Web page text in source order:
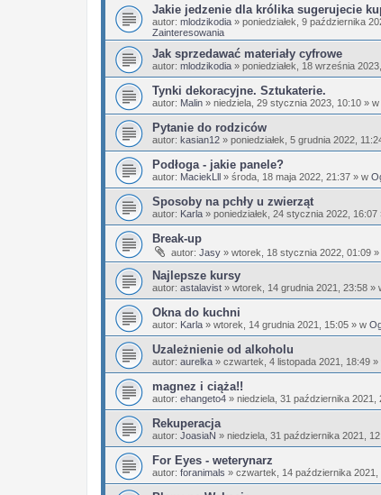
Jakie jedzenie dla królika sugerujecie
autor: mlodzikodia » poniedziałek, 9 października
Zainteresowania
Jak sprzedawać materiały cyfrowe
autor: mlodzikodia » poniedziałek, 18 września
Tynki dekoracyjne. Sztukaterie.
autor: Malin » niedziela, 29 stycznia 2023, 10:10 » w
Pytanie do rodziców
autor: kasian12 » poniedziałek, 5 grudnia 2022,
Podłoga - jakie panele?
autor: MaciekLll » środa, 18 maja 2022, 21:37 » w
Sposoby na pchły u zwierząt
autor: Karla » poniedziałek, 24 stycznia 2022, 16:07
Break-up
autor: Jasy » wtorek, 18 stycznia 2022, 01:09 »
Najlepsze kursy
autor: astalavist » wtorek, 14 grudnia 2021, 23:58 »
Okna do kuchni
autor: Karla » wtorek, 14 grudnia 2021, 15:05 » w
Uzależnienie od alkoholu
autor: aurelka » czwartek, 4 listopada 2021, 18:49 »
magnez i ciąża!!
autor: ehangeto4 » niedziela, 31 października 2021,
Rekuperacja
autor: JoasiaN » niedziela, 31 października 2021,
For Eyes - weterynarz
autor: foranimals » czwartek, 14 października 2021,